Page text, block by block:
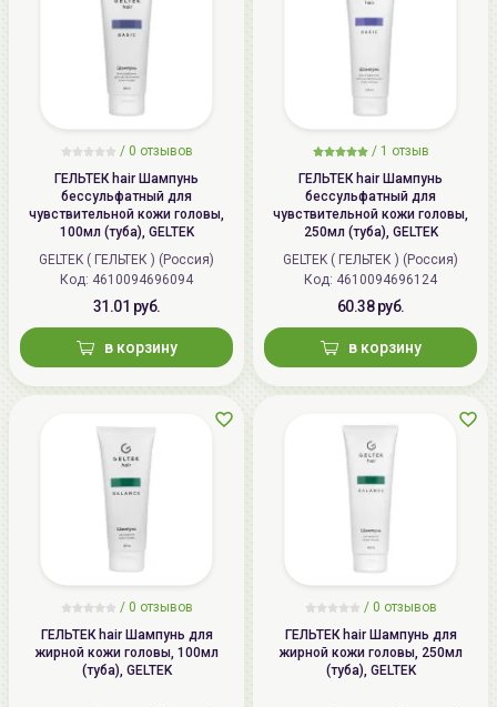
/ 0 отзывов
ГЕЛЬТЕК hair Шампунь
бессульфатный для
чувствительной кожи головы,
100мл (туба), GELTEK
GELTEK ( ГЕЛЬТЕК ) (Россия)
Код: 4610094696094
31.01 руб.
в корзину
/ 1 отзыв
ГЕЛЬТЕК hair Шампунь
бессульфатный для
чувствительной кожи головы,
250мл (туба), GELTEK
GELTEK ( ГЕЛЬТЕК ) (Россия)
Код: 4610094696124
60.38 руб.
в корзину
/ 0 отзывов
ГЕЛЬТЕК hair Шампунь для
жирной кожи головы, 100мл
(туба), GELTEK
/ 0 отзывов
ГЕЛЬТЕК hair Шампунь для
жирной кожи головы, 250мл
(туба), GELTEK